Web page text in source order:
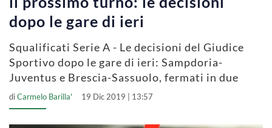
dopo le gare di ieri
Squalificati Serie A - Le decisioni del Giudice
Sportivo dopo le gare di ieri: Sampdoria-
Juventus e Brescia-Sassuolo, fermati in due
diCarmelo Barilla' 19 Dic 2019 | 13:57